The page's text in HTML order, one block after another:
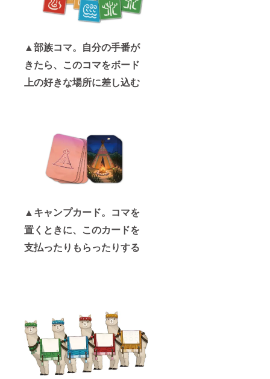
▲部族コマ。自分の手番が
きたら、このコマをボード
上の好きな場所に差し込む
▲キャンプカード。コマを
置くときに、このカードを
支払ったりもらったりする